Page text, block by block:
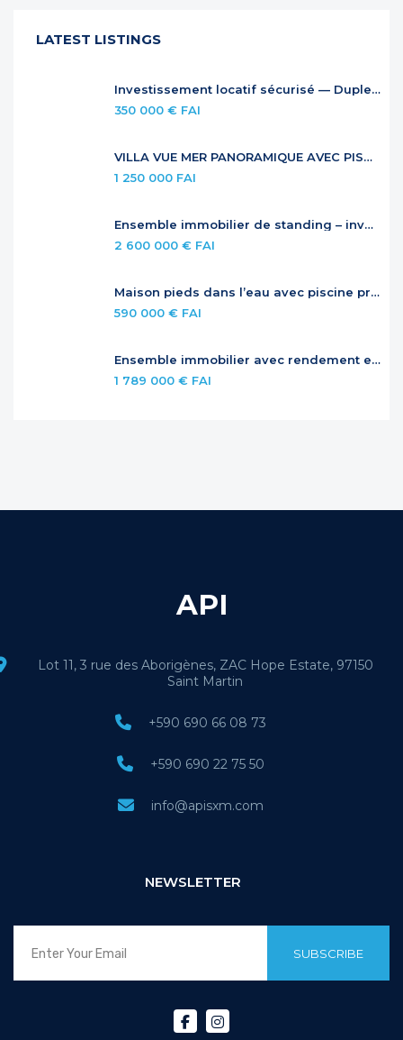
LATEST LISTINGS
Investissement locatif sécurisé — Duplex à Anse Marcel
350 000 € FAI
VILLA VUE MER PANORAMIQUE AVEC PISCINE À DÉBORDEMENT
1 250 000 FAI
Ensemble immobilier de standing – investissement locatif premium
2 600 000 € FAI
Maison pieds dans l’eau avec piscine privée
590 000 € FAI
Ensemble immobilier avec rendement et potentiel – Jardins de la Baie Orientale
1 789 000 € FAI
API
Lot 11, 3 rue des Aborigènes, ZAC Hope Estate, 97150
Saint Martin
+590 690 66 08 73
+590 690 22 75 50
info@apisxm.com
NEWSLETTER
SUBSCRIBE